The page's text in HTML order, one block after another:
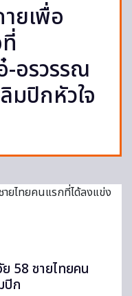
ยเพื่อ
-อรวรรณ
มปิกหัวใจ
58 ชายไทยคน
ปิก